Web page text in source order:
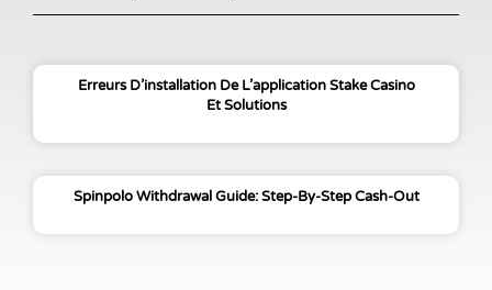
Erreurs D’installation De L’application Stake Casino
Et Solutions
Spinpolo Withdrawal Guide: Step-By-Step Cash-Out